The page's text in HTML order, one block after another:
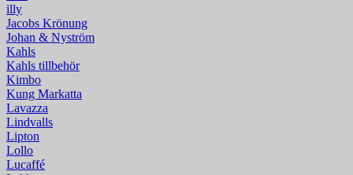
illy
Jacobs Krönung
Johan & Nyström
Kahls
Kahls tillbehör
Kimbo
Kung Markatta
Lavazza
Lindvalls
Lipton
Lollo
Lucaffé